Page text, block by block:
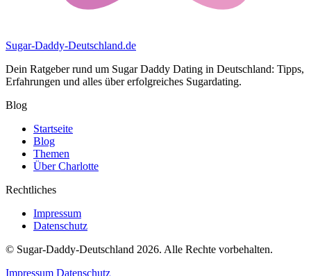
Sugar-Daddy-Deutschland.de
Dein Ratgeber rund um Sugar Daddy Dating in Deutschland: Tipps,
Erfahrungen und alles über erfolgreiches Sugardating.
Blog
Startseite
Blog
Themen
Über Charlotte
Rechtliches
Impressum
Datenschutz
© Sugar-Daddy-Deutschland 2026. Alle Rechte vorbehalten.
Impressum Datenschutz